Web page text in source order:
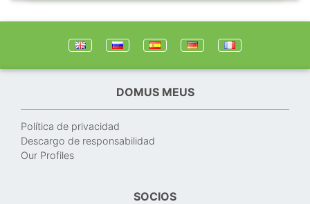
DOMUS MEUS
Política de privacidad
Descargo de responsabilidad
Our Profiles
SOCIOS